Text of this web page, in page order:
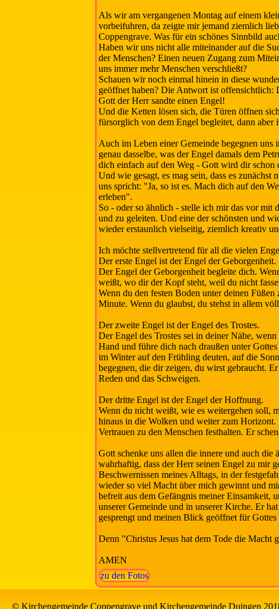
Als wir am vergangenen Montag auf einem
vorbeifuhren, da zeigte mir jemand ziemlich
Coppengrave. Was für ein schönes Sinnbild
Haben wir uns nicht alle miteinander auf die
der Menschen? Einen neuen Zugang zum
uns immer mehr Menschen verschließt?
Schauen wir noch einmal hinein in diese
geöffnet haben? Die Antwort ist offensichtlich:
Gott der Herr sandte einen Engel!
Und die Ketten lösen sich, die Türen öffnen
fürsorglich von dem Engel begleitet, dann aber
Auch im Leben einer Gemeinde begegnen uns
genau dasselbe, was der Engel damals dem
dich einfach auf den Weg - Gott wird dir schon
Und wie gesagt, es mag sein, dass es
uns spricht: "Ja, so ist es. Mach dich auf den
erleben".
So - oder so ähnlich - stelle ich mir das vor mit
und zu geleiten. Und eine der schönsten und
wieder erstaunlich vielseitig, ziemlich kreativ
Ich möchte stellvertretend für all die vielen
Der erste Engel ist der Engel der Geborgenheit.
Der Engel der Geborgenheit begleite dich.
weißt, wo dir der Kopf steht, weil du nicht
Wenn du den festen Boden unter deinen
Minute. Wenn du glaubst, du stehst in allem
Der zweite Engel ist der Engel des Trostes.
Der Engel des Trostes sei in deiner Nähe,
Hand und führe dich nach draußen unter
im Winter auf den Frühling deuten, auf die
begegnen, die dir zeigen, du wirst gebraucht.
Reden und das Schweigen.
Der dritte Engel ist der Engel der Hoffnung.
Wenn du nicht weißt, wie es weitergehen soll,
hinaus in die Wolken und weiter zum
Vertrauen zu den Menschen festhalten. Er
Gott schenke uns allen die innere und auch
wahrhaftig, dass der Herr seinen Engel zu mir
Beschwernissen meines Alltags, in der
wieder so viel Macht über mich gewinnt und
befreit aus dem Gefängnis meiner Einsamkeit,
unserer Gemeinde und in unserer Kirche. Er
gesprengt und meinen Blick geöffnet für Gottes
Denn "Christus Jesus hat dem Tode die Macht
AMEN
zu den Fotos
© Kirchengemeinde Coppengrave und Kirchengemeinde Duingen